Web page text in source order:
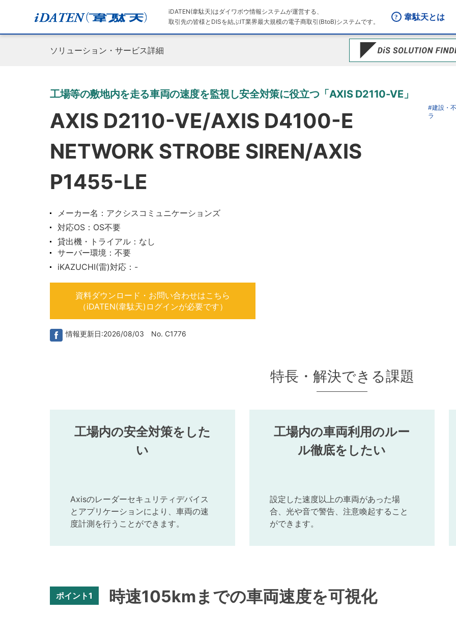
iDATEN(韋駄天)はダイワボウ情報システムが運営する、
取引先の皆様とDISを結ぶIT業界最大規模の電子商取引(BtoB)システムです。
韋駄天とは
ソリューション・サービス詳細
工場等の敷地内を走る車両の速度を監視し安全対策に役立つ「AXIS D2110-VE」
AXIS D2110-VE/AXIS D4100-E
NETWORK STROBE SIREN/AXIS
P1455-LE
メーカー名：アクシスコミュニケーションズ
対応OS：OS不要
貸出機・トライアル：なし
サーバー環境：不要
iKAZUCHI(雷)対応：-
資料ダウンロード・お問い合わせはこちら
（iDATEN(韋駄天)ログインが必要です）
情報更新日:2026/08/03 No. C1776
#建設・
ラ
特長・解決できる課題
工場内の安全対策をした
い
Axisのレーダーセキュリティデバイス
とアプリケーションにより、車両の速
度計測を行うことができます。
工場内の車両利用のルー
ル徹底をしたい
設定した速度以上の車両があった場
合、光や音で警告、注意喚起すること
ができます。
ポイント1 時速105kmまでの車両速度を可視化